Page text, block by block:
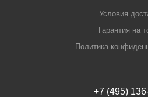
Условия
Гарантия на
Политика
+7 (495)